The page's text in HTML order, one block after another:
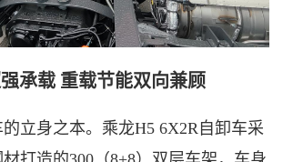
承载 重载节能双向兼顾
立身之本。乘龙H5 6X2R自卸车采